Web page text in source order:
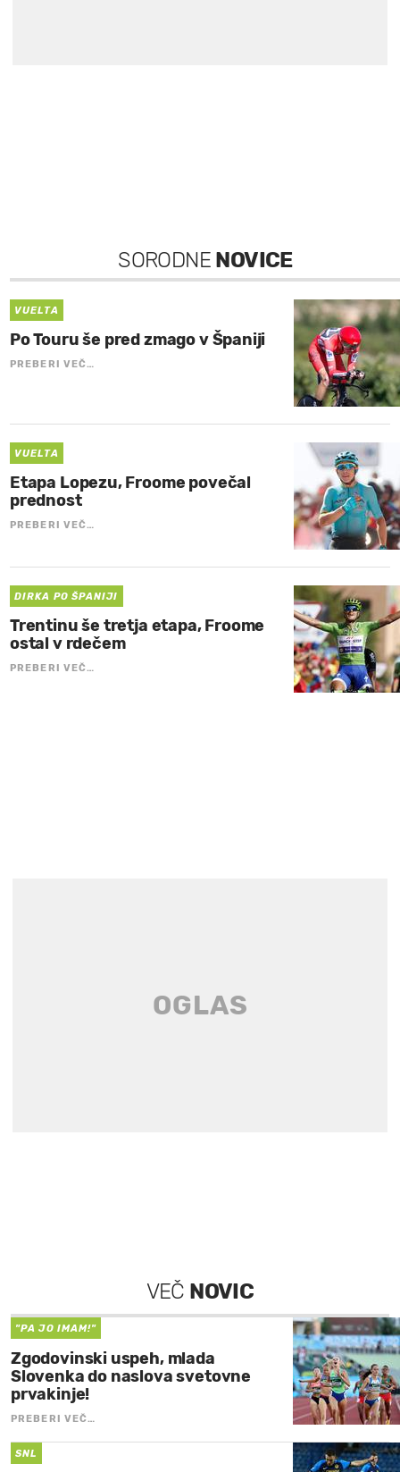
SORODNE NOVICE
VUELTA
Po Touru še pred zmago v Španiji
PREBERI VEČ…
VUELTA
Etapa Lopezu, Froome povečal
prednost
PREBERI VEČ…
DIRKA PO ŠPANIJI
Trentinu še tretja etapa, Froome
ostal v rdečem
PREBERI VEČ…
VEČ NOVIC
"PA JO IMAM!"
Zgodovinski uspeh, mlada
Slovenka do naslova svetovne
prvakinje!
PREBERI VEČ…
SNL